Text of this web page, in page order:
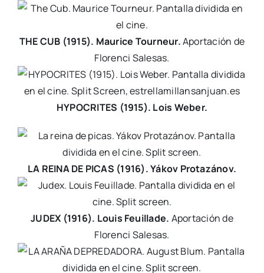
THE CUB (1915). Maurice Tourneur.Aportación de
Florenci Salesas.
HYPOCRITES (1915). Lois Weber.
LA REINA DE PICAS (1916). Yákov Protazánov.
JUDEX (1916). Louis Feuillade. Aportación de
Florenci Salesas.